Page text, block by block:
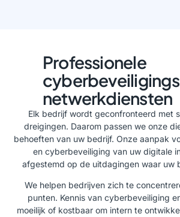
Professionele
netwerkdiensten
Elk bedrijf wordt geconfronteerd met
dreigingen. Daarom passen we onze
behoeften van uw bedrijf. Onze aanpak
en cyberbeveiliging van uw digitale
afgestemd op de uitdagingen waar uw
We helpen bedrijven zich te
punten. Kennis van cyberbeveiliging
moeilijk of kostbaar om intern te